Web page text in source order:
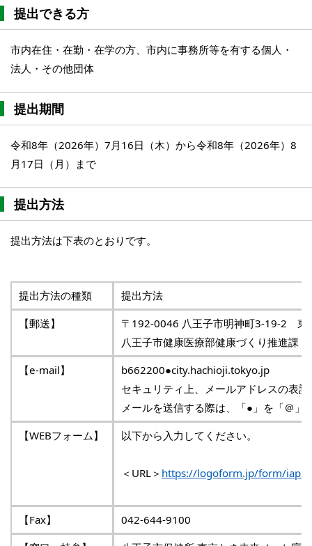
提出できる方
市内在住・在勤・在学の方、市内に事務所等を有する個人・
法人・その他団体
提出期間
令和8年（2026年）7月16日（木）から令和8年（2026年）8
月17日（月）まで
提出方法
提出方法は下表のとおりです。
提出方法の種類
提出方法
【郵送】
〒192-0046 八王子市明神町3-19-2 東
八王子市健康医療部健康づくり推進課 宛
【e-mail】
b662200●city.hachioji.tokyo.jp
セキュリティ上、メールアドレスの表
メールを送信する際は、「●」を「＠」
【WEBフォーム】
以下から入力してください。
＜URL＞ https://logoform.jp/form/iapr/
【Fax】
042-644-9100